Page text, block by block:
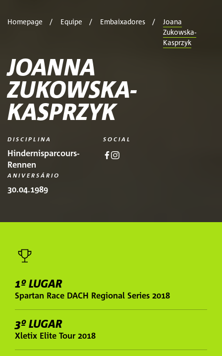
Homepage Equipe Embaixadores
Joana
Zukowska-
Kasprzyk
JOANNA
ZUKOWSKA-
KASPRZYK
DISCIPLINA
Hindernisparcours-
Rennen
SOCIAL
ANIVERSÁRIO
30.04.1989
1º LUGAR
Spartan Race DACH Regional Series 2018
3º LUGAR
Xletix Elite Tour 2018